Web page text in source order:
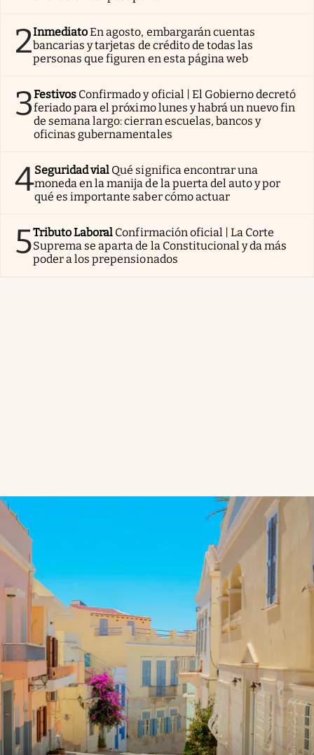
2InmediatoEn agosto, embargarán cuentas
bancarias y tarjetas de crédito de todas las
personas que figuren en esta página web
3Festivos Confirmado y oficial | El Gobierno decretó
feriado para el próximo lunes y habrá un nuevo fin
de semana largo: cierran escuelas, bancos y
oficinas gubernamentales
4Seguridad vial Qué significa encontrar una
moneda en la manija de la puerta del auto y por
qué es importante saber cómo actuar
5Tributo Laboral Confirmación oficial | La Corte
Suprema se aparta de la Constitucional y da más
poder a los prepensionados